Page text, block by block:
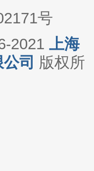
号
2021 上海
司 版权所